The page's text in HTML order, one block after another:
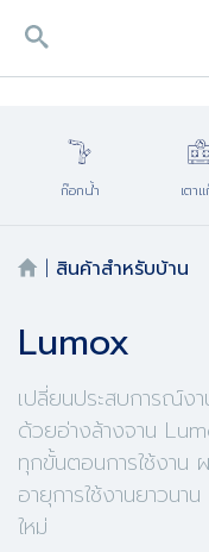
ก๊อกน้ำ เตา
| สินค้าสำหรับบ้าน
Lumox
เปลี่ยนประสบการณ์ง
ด้วยอ่างล้างจาน
ทุกขั้นตอนการใช้งา
อายุการใช้งานยาวน
ใหม่